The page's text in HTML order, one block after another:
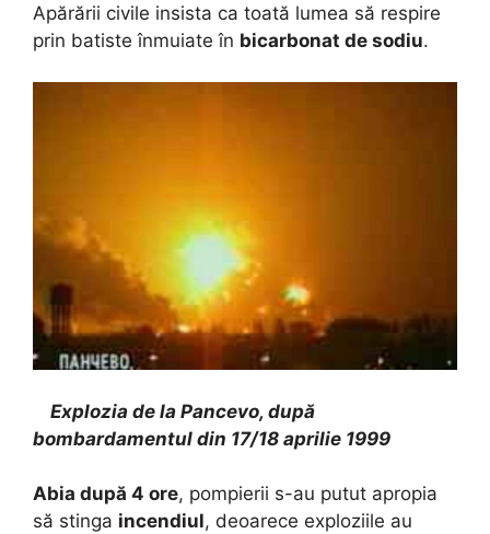
Apărării civile insista ca toată lumea să respire
prin batiste înmuiate în bicarbonat de sodiu.
Explozia de la Pancevo, după
bombardamentul din 17/18 aprilie 1999
Abia după 4 ore, pompierii s-au putut apropia
să stinga incendiul, deoarece exploziile au